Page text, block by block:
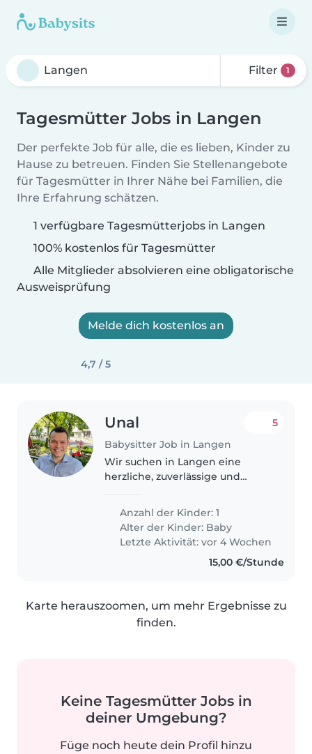
Filter 1
Tagesmütter Jobs in Langen
Der perfekte Job für alle, die es lieben, Kinder zu
Hause zu betreuen. Finden Sie Stellenangebote
für Tagesmütter in Ihrer Nähe bei Familien, die
Ihre Erfahrung schätzen.
1 verfügbare Tagesmütterjobs in Langen
100% kostenlos für Tagesmütter
Alle Mitglieder absolvieren eine obligatorische
Ausweisprüfung
Melde dich kostenlos an
4,7 / 5
Unal
Babysitter Job in Langen
5
Wir suchen in Langen eine
herzliche, zuverlässige und
unsere fünf Monate alte Tochter.
Wir suchen eine Babysitterin,
Nanny oder Haushaltshilfe, die..
Anzahl der Kinder: 1
Alter der Kinder: Baby
Letzte Aktivität: vor 4 Wochen
15,00 €/Stunde
Karte herauszoomen, um mehr Ergebnisse zu
finden.
Keine Tagesmütter Jobs in
deiner Umgebung?
Füge noch heute dein Profil hinzu